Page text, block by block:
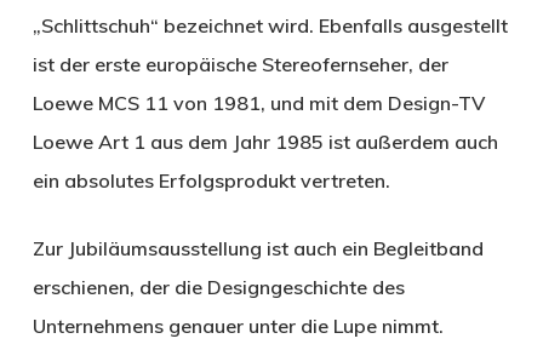
„Schlittschuh“ bezeichnet wird. Ebenfalls ausgestellt
ist der erste europäische Stereofernseher, der
Loewe MCS 11 von 1981, und mit dem Design-TV
Loewe Art 1 aus dem Jahr 1985 ist außerdem auch
ein absolutes Erfolgsprodukt vertreten.
Zur Jubiläumsausstellung ist auch ein Begleitband
erschienen, der die Designgeschichte des
Unternehmens genauer unter die Lupe nimmt.